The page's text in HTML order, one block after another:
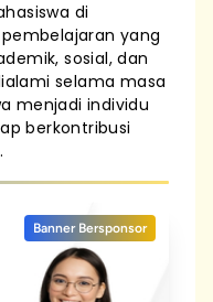
di
yang
sosial, dan
selama masa
menjadi individu
berkontribusi
Banner Bersponsor